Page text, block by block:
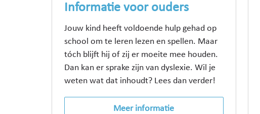
Informatie voor ouders
Jouw kind heeft voldoende hulp gehad op
school om te leren lezen en spellen. Maar
tóch blijft hij of zij er moeite mee houden.
Dan kan er sprake zijn van dyslexie. Wil je
weten wat dat inhoudt? Lees dan verder!
Meer informatie